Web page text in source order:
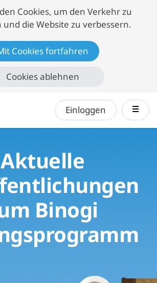
Cookies, um den Verkehr zu
die Website zu verbessern.
Cookies fortfahren
Cookies ablehnen
Einloggen nav
Aktuelle
Binogi